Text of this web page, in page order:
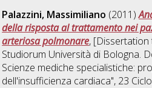
Palazzini, Massimiliano (2011)
della risposta al trattamento nei
arteriosa polmonare,
Studiorum Università di Bologna.
Scienze mediche specialistiche:
dell'insufficienza cardiaca", 23